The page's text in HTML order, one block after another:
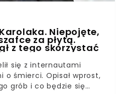
Niepojęte,
za płytą.
z tego skorzystać
się z internautami
o śmierci. Opisał wprost,
grób i co będzie się